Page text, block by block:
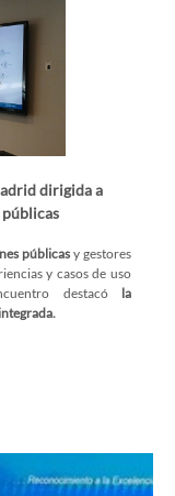
dirigida a
públicas y gestores
y casos de uso
destacó la